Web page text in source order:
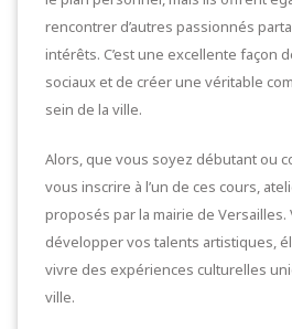
rencontrer d’autres passionnés
intérêts. C’est une excellente façon
sociaux et de créer une véritable
sein de la ville.
Alors, que vous soyez débutant ou
vous inscrire à l’un de ces cours,
proposés par la mairie de
développer vos talents artistiques,
vivre des expériences culturelles
ville.